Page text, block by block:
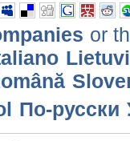
or
По-русски